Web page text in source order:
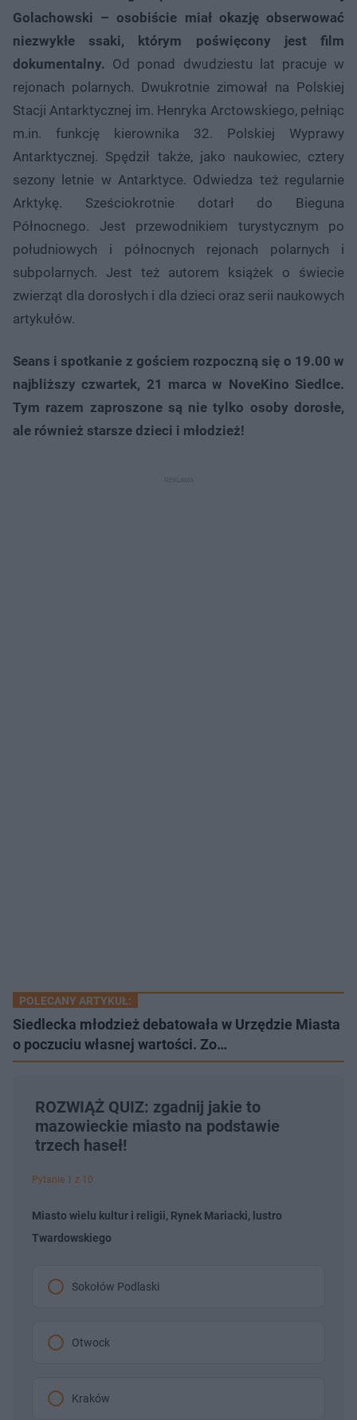
Golachowski – osobiście miał okazję obserwować
niezwykłe ssaki, którym poświęcony jest film
dokumentalny. Od ponad dwudziestu lat pracuje w
rejonach polarnych. Dwukrotnie zimował na Polskiej
Stacji Antarktycznej im. Henryka Arctowskiego, pełniąc
m.in. funkcję kierownika 32. Polskiej Wyprawy
Antarktycznej. Spędził także, jako naukowiec, cztery
sezony letnie w Antarktyce. Odwiedza też regularnie
Arktykę. Sześciokrotnie dotarł do Bieguna
Północnego. Jest przewodnikiem turystycznym po
południowych i północnych rejonach polarnych i
subpolarnych. Jest też autorem książek o świecie
zwierząt dla dorosłych i dla dzieci oraz serii naukowych
artykułów.
Seans i spotkanie z gościem rozpoczną się o 19.00 w
najbliższy czwartek, 21 marca w NoveKino Siedlce.
Tym razem zaproszone są nie tylko osoby dorosłe,
ale również starsze dzieci i młodzież!
POLECANY ARTYKUŁ:
Siedlecka młodzież debatowała w Urzędzie Miasta
o poczuciu własnej wartości. Zo…
ROZWIĄŻ QUIZ: zgadnij jakie to
mazowieckie miasto na podstawie
trzech haseł!
Pytanie 1 z 10
Miasto wielu kultur i religii, Rynek Mariacki, lustro
Twardowskiego
Sokołów Podlaski
Otwock
Kraków